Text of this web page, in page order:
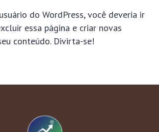
do WordPress, você deveria ir
essa página e criar novas
conteúdo. Divirta-se!